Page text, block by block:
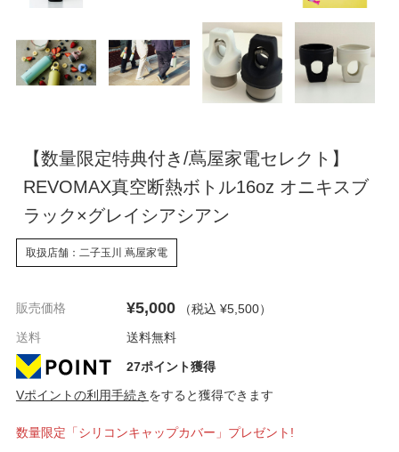
【数量限定特典付き/蔦屋家電セレクト】
REVOMAX真空断熱ボトル16oz オニキスブ
ラック×グレイシアシアン
取扱店舗：二子玉川 蔦屋家電
販売価格 ¥5,000 （税込 ¥5,500）
送料
送料無料
27ポイント獲得
Vポイントの利用手続き をすると獲得できます
数量限定「シリコンキャップカバー」プレゼント!